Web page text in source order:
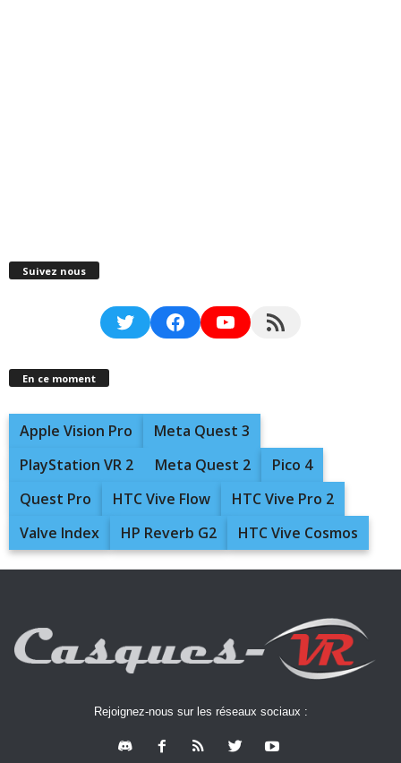
Suivez nous
TwitterFacebookYouTubeRSS Feed
En ce moment
Apple Vision Pro
Meta Quest 3
PlayStation VR 2
Meta Quest 2
Pico 4
Quest Pro
HTC Vive Flow
HTC Vive Pro 2
Valve Index
HP Reverb G2 HTC Vive Cosmos
Rejoignez-nous sur les réseaux sociaux :